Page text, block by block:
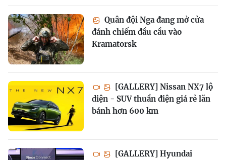
Quân đội Nga đang mở cửa
đánh chiếm đầu cầu vào
Kramatorsk
[GALLERY] Nissan NX7 lộ
diện - SUV thuần điện giá rẻ lăn
bánh hơn 600 km
[GALLERY] Hyundai